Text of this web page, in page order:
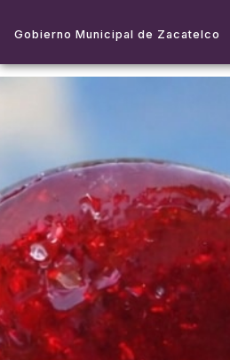
Gobierno Municipal de Zacatelco